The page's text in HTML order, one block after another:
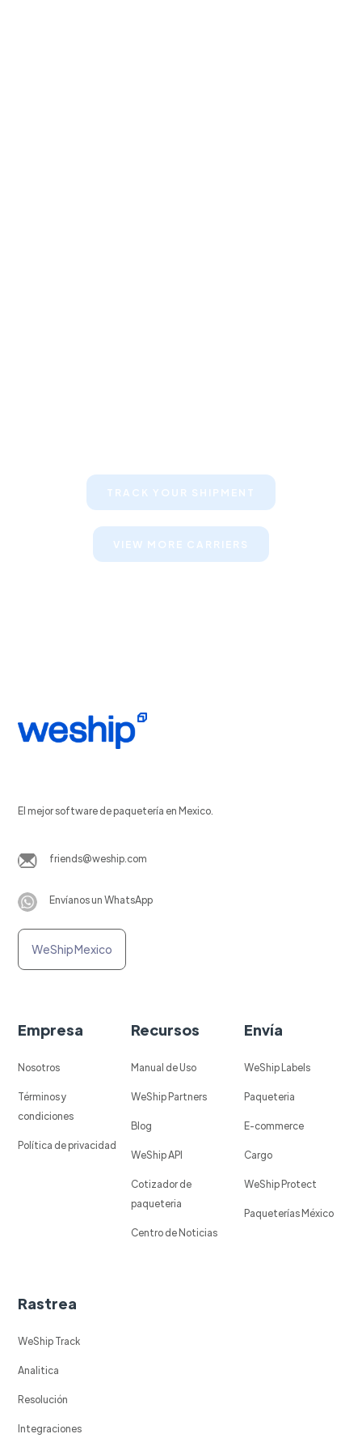
TRACK YOUR SHIPMENT
VIEW MORE CARRIERS
El mejor software de paquetería en Mexico.
friends@weship.com
Envíanos un WhatsApp
WeShip Mexico
Empresa
Nosotros
Términos y
condiciones
Política de privacidad
Recursos
Manual de Uso
WeShip Partners
Blog
WeShip API
Cotizador de
paqueteria
Centro de Noticias
Envía
WeShip Labels
Paqueteria
E-commerce
Cargo
WeShip Protect
Paqueterías México
Rastrea
WeShip Track
Analitica
Resolución
Integraciones